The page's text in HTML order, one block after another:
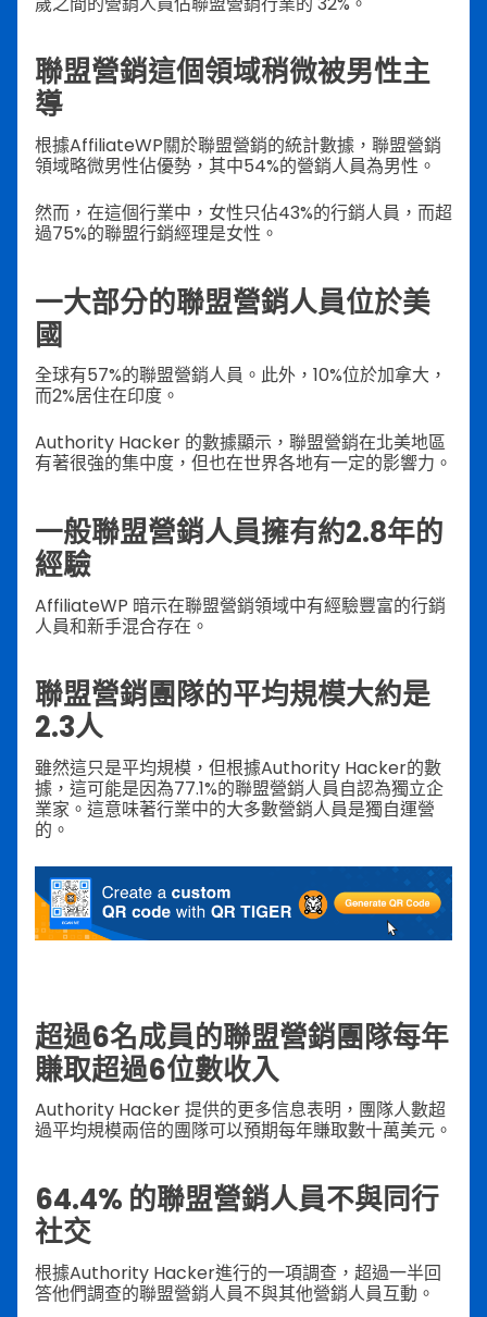
聯盟營銷這個領域稍微被男性主
導
根據AffiliateWP關於聯盟營銷的統計數據，聯盟營銷
領域略微男性佔優勢，其中54%的營銷人員為男性。
然而，在這個行業中，女性只佔43%的行銷人員，而超
過75%的聯盟行銷經理是女性。
一大部分的聯盟營銷人員位於美
國
全球有57%的聯盟營銷人員。此外，10%位於加拿大，
而2%居住在印度。
Authority Hacker 的數據顯示，聯盟營銷在北美地區
有著很強的集中度，但也在世界各地有一定的影響力。
一般聯盟營銷人員擁有約2.8年的
經驗
AffiliateWP 暗示在聯盟營銷領域中有經驗豐富的行銷
人員和新手混合存在。
聯盟營銷團隊的平均規模大約是
2.3人
雖然這只是平均規模，但根據Authority Hacker的數
據，這可能是因為77.1%的聯盟營銷人員自認為獨立企
業家。這意味著行業中的大多數營銷人員是獨自運營
的。
超過6名成員的聯盟營銷團隊每年
賺取超過6位數收入
Authority Hacker 提供的更多信息表明，團隊人數超
過平均規模兩倍的團隊可以預期每年賺取數十萬美元。
64.4% 的聯盟營銷人員不與同行
社交
根據Authority Hacker進行的一項調查，超過一半回
答他們調查的聯盟營銷人員不與其他營銷人員互動。